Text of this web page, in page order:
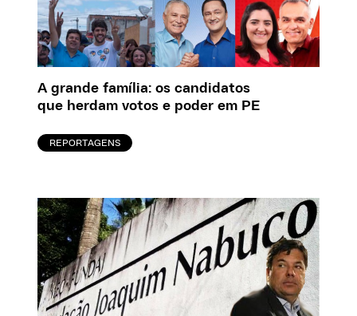
A grande família: os candidatos
que herdam votos e poder em PE
REPORTAGENS